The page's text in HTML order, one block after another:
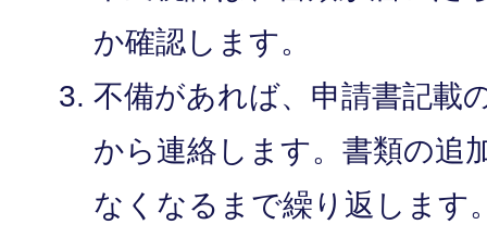
か確認します。
不備があれば、申請書記載
から連絡します。書類の追
なくなるまで繰り返します